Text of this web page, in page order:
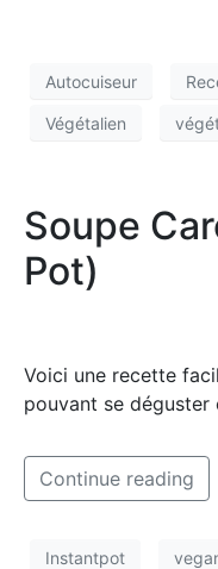
Autocuiseur
Végétalien
Soupe
Pot)
Voici une recette
pouvant se déguster
Continue reading
Instantpot